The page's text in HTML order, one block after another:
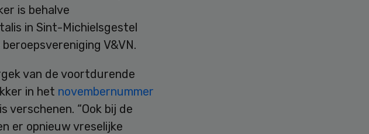
is behalve
in Sint-Michielsgestel
V&VN.
van de voortdurende
in het novembernummer
verschenen. “Ook bij de
er opnieuw vreselijke